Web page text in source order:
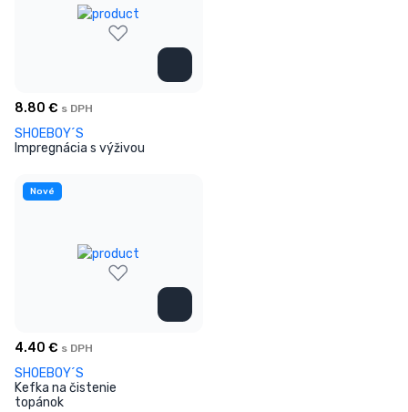
8.80 € s DPH
SHOEBOY´S
Impregnácia s výživou
Nové
4.40 € s DPH
SHOEBOY´S
Kefka na čistenie
topánok